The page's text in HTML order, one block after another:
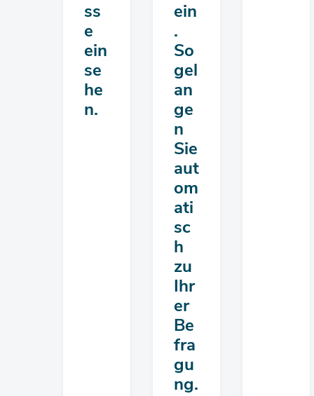
ss
e
ein
se
he
n.
ein
.
So
gel
an
ge
n
Sie
aut
om
ati
sc
h
zu
Ihr
er
Be
fra
gu
ng.